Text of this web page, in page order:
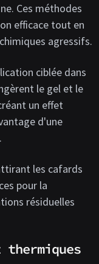
Ces méthodes
efficace tout en
agressifs.
ciblée dans
le gel et le
un effet
d'une
les cafards
pour la
résiduelles
thermiques